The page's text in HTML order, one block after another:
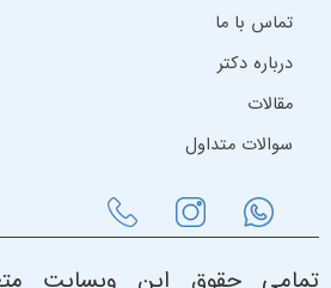
تماس با ما
درباره دکتر
مقالات
سوالات متداول
تمامی حقوق این وبسایت